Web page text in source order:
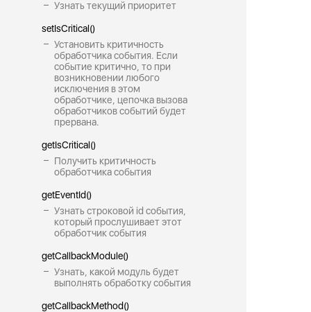
Узнать текущий приоритет
setIsCritical()
Установить критичность
обработчика события. Если
событие критично, то при
возникновении любого
исключения в этом
обработчике, цепочка вызова
обработчиков событий будет
прервана.
getIsCritical()
Получить критичность
обработчика события
getEventId()
Узнать строковой id события,
который прослушивает этот
обработчик события
getCallbackModule()
Узнать, какой модуль будет
выполнять обработку события
getCallbackMethod()